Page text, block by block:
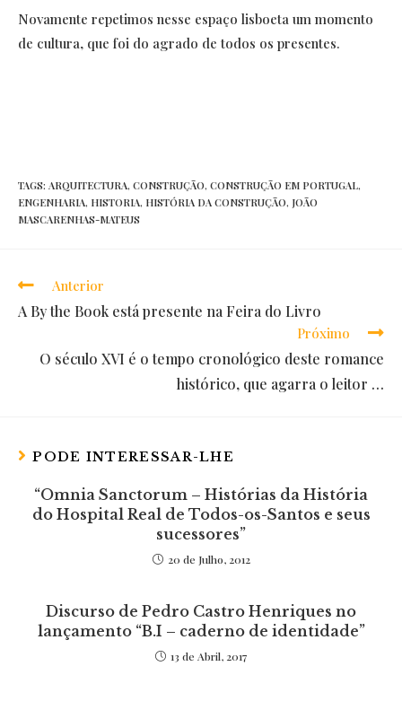
Novamente repetimos nesse espaço lisboeta um momento
de cultura, que foi do agrado de todos os presentes.
TAGS: ARQUITECTURA, CONSTRUÇÃO, CONSTRUÇÃO EM PORTUGAL,
ENGENHARIA, HISTORIA, HISTÓRIA DA CONSTRUÇÃO, JOÃO
MASCARENHAS-MATEUS
Read
more
Anterior
A By the Book está presente na Feira do Livro
Próximo
O século XVI é o tempo cronológico deste romance
histórico, que agarra o leitor …
PODE INTERESSAR-LHE
“Omnia Sanctorum – Histórias da História
do Hospital Real de Todos-os-Santos e seus
sucessores”
20 de Julho, 2012
Discurso de Pedro Castro Henriques no
lançamento “B.I – caderno de identidade”
13 de Abril, 2017